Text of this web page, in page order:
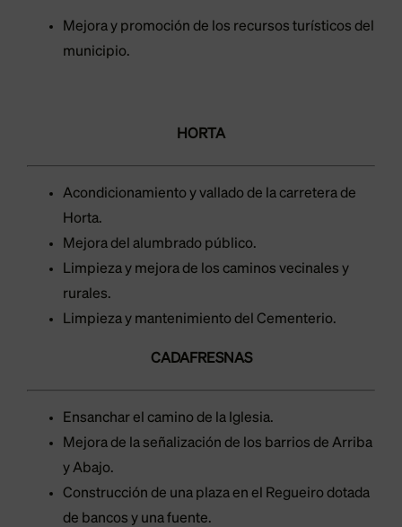
Mejora y promoción de los recursos turísticos del
municipio.
HORTA
Acondicionamiento y vallado de la carretera de
Horta.
Mejora del alumbrado público.
Limpieza y mejora de los caminos vecinales y
rurales.
Limpieza y mantenimiento del Cementerio.
CADAFRESNAS
Ensanchar el camino de la Iglesia.
Mejora de la señalización de los barrios de Arriba
y Abajo.
Construcción de una plaza en el Regueiro dotada
de bancos y una fuente.